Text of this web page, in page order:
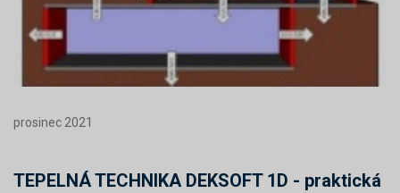
prosinec 2021
TEPELNÁ TECHNIKA DEKSOFT 1D - praktická